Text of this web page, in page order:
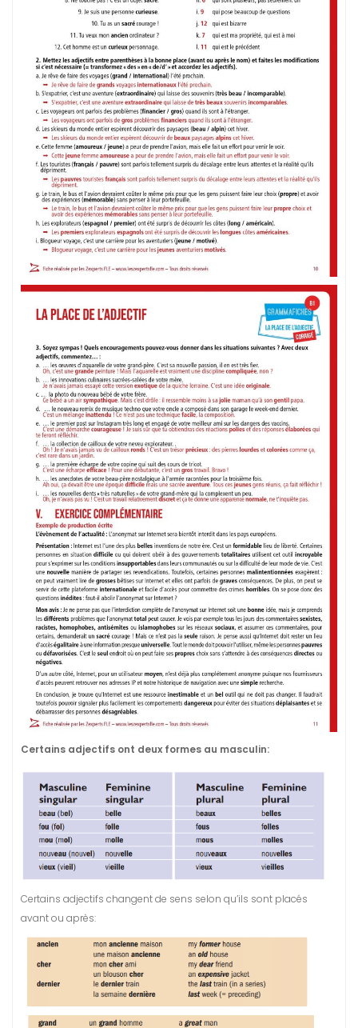
Certains adjectifs ont deux formes au masculin:
Certains adjectifs changent de sens selon qu’ils sont placés
avant ou après: